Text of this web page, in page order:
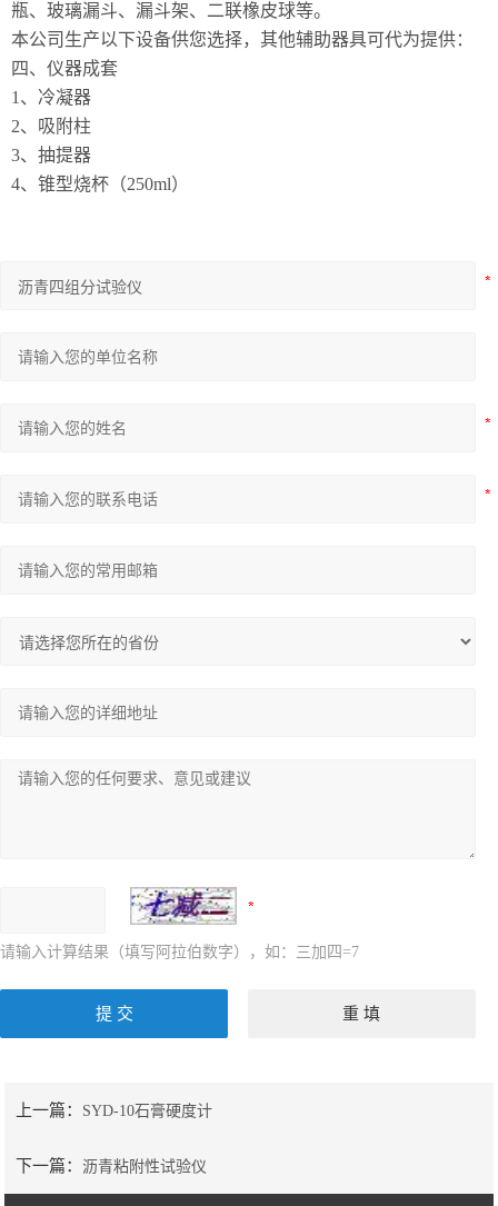
瓶、玻璃漏斗、漏斗架、二联橡皮球等。
本公司生产以下设备供您选择，其他辅助器具可代为提供：
四、仪器成套
1、冷凝器
2、吸附柱
3、抽提器
4、锥型烧杯（250ml）
请输入计算结果（填写阿拉伯数字），如：三加四=7
上一篇： SYD-10石膏硬度计
下一篇：沥青粘附性试验仪